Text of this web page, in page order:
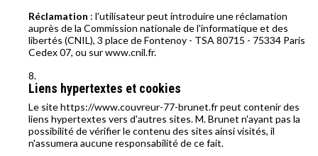
Réclamation : l'utilisateur peut introduire une réclamation
auprès de la Commission nationale de l'informatique et des
libertés (CNIL), 3 place de Fontenoy - TSA 80715 - 75334 Paris
Cedex 07, ou sur www.cnil.fr.
Liens hypertextes et cookies
Le site https://www.couvreur-77-brunet.fr peut contenir des
liens hypertextes vers d'autres sites. M. Brunet n'ayant pas la
possibilité de vérifier le contenu des sites ainsi visités, il
n'assumera aucune responsabilité de ce fait.